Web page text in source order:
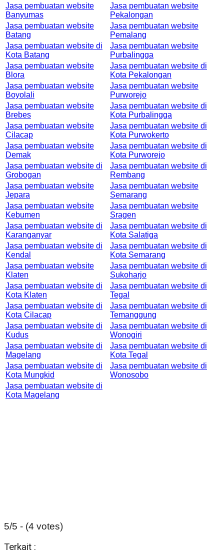
Jasa pembuatan website
Banyumas
Jasa pembuatan website
Pekalongan
Jasa pembuatan website
Batang
Jasa pembuatan website
Pemalang
Jasa pembuatan website di
Kota Batang
Jasa pembuatan website
Purbalingga
Jasa pembuatan website
Blora
Jasa pembuatan website di
Kota Pekalongan
Jasa pembuatan website
Boyolali
Jasa pembuatan website
Purworejo
Jasa pembuatan website
Brebes
Jasa pembuatan website di
Kota Purbalingga
Jasa pembuatan website
Cilacap
Jasa pembuatan website di
Kota Purwokerto
Jasa pembuatan website
Demak
Jasa pembuatan website di
Kota Purworejo
Jasa pembuatan website di
Grobogan
Jasa pembuatan website di
Rembang
Jasa pembuatan website
Jepara
Jasa pembuatan website
Semarang
Jasa pembuatan website
Kebumen
Jasa pembuatan website
Sragen
Jasa pembuatan website di
Karanganyar
Jasa pembuatan website di
Kota Salatiga
Jasa pembuatan website di
Kendal
Jasa pembuatan website di
Kota Semarang
Jasa pembuatan website
Klaten
Jasa pembuatan website di
Sukoharjo
Jasa pembuatan website di
Kota Klaten
Jasa pembuatan website di
Tegal
Jasa pembuatan website di
Kota Cilacap
Jasa pembuatan website di
Temanggung
Jasa pembuatan website di
Kudus
Jasa pembuatan website di
Wonogiri
Jasa pembuatan website di
Magelang
Jasa pembuatan website di
Kota Tegal
Jasa pembuatan website di
Kota Mungkid
Jasa pembuatan website di
Wonosobo
Jasa pembuatan website di
Kota Magelang
5/5 - (4 votes)
Terkait :